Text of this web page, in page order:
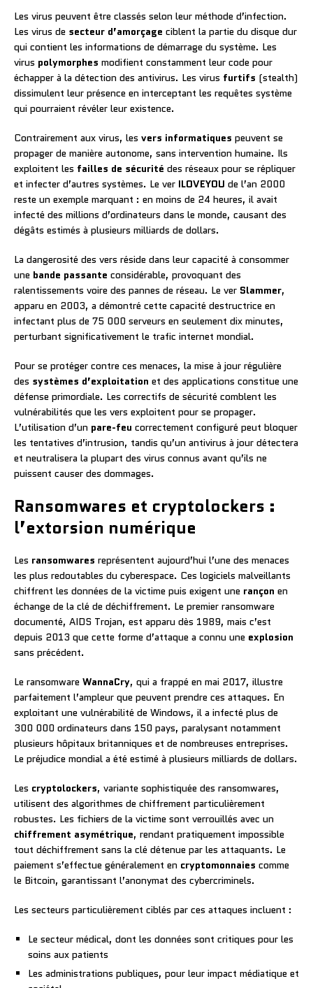
Les virus peuvent être classés selon leur méthode d’infection.
Les virus de secteur d’amorçage ciblent la partie du disque dur
qui contient les informations de démarrage du système. Les
virus polymorphes modifient constamment leur code pour
échapper à la détection des antivirus. Les virus furtifs (stealth)
dissimulent leur présence en interceptant les requêtes système
qui pourraient révéler leur existence.
Contrairement aux virus, les vers informatiques peuvent se
propager de manière autonome, sans intervention humaine. Ils
exploitent les failles de sécurité des réseaux pour se répliquer
et infecter d’autres systèmes. Le ver ILOVEYOU de l’an 2000
reste un exemple marquant : en moins de 24 heures, il avait
infecté des millions d’ordinateurs dans le monde, causant des
dégâts estimés à plusieurs milliards de dollars.
La dangerosité des vers réside dans leur capacité à consommer
une bande passante considérable, provoquant des
ralentissements voire des pannes de réseau. Le ver Slammer,
apparu en 2003, a démontré cette capacité destructrice en
infectant plus de 75 000 serveurs en seulement dix minutes,
perturbant significativement le trafic internet mondial.
Pour se protéger contre ces menaces, la mise à jour régulière
des systèmes d’exploitation et des applications constitue une
défense primordiale. Les correctifs de sécurité comblent les
vulnérabilités que les vers exploitent pour se propager.
L’utilisation d’un pare-feu correctement configuré peut bloquer
les tentatives d’intrusion, tandis qu’un antivirus à jour détectera
et neutralisera la plupart des virus connus avant qu’ils ne
puissent causer des dommages.
Ransomwares et cryptolockers :
l’extorsion numérique
Les ransomwares représentent aujourd’hui l’une des menaces
les plus redoutables du cyberespace. Ces logiciels malveillants
chiffrent les données de la victime puis exigent une rançon en
échange de la clé de déchiffrement. Le premier ransomware
documenté, AIDS Trojan, est apparu dès 1989, mais c’est
depuis 2013 que cette forme d’attaque a connu une explosion
sans précédent.
Le ransomware WannaCry, qui a frappé en mai 2017, illustre
parfaitement l’ampleur que peuvent prendre ces attaques. En
exploitant une vulnérabilité de Windows, il a infecté plus de
300 000 ordinateurs dans 150 pays, paralysant notamment
plusieurs hôpitaux britanniques et de nombreuses entreprises.
Le préjudice mondial a été estimé à plusieurs milliards de dollars.
Les cryptolockers, variante sophistiquée des ransomwares,
utilisent des algorithmes de chiffrement particulièrement
robustes. Les fichiers de la victime sont verrouillés avec un
chiffrement asymétrique, rendant pratiquement impossible
tout déchiffrement sans la clé détenue par les attaquants. Le
paiement s’effectue généralement en cryptomonnaies comme
le Bitcoin, garantissant l’anonymat des cybercriminels.
Les secteurs particulièrement ciblés par ces attaques incluent :
Le secteur médical, dont les données sont critiques pour les
soins aux patients
Les administrations publiques, pour leur impact médiatique et